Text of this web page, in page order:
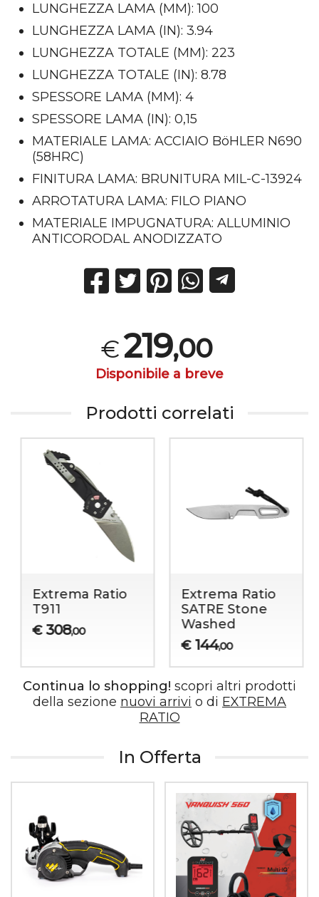
LUNGHEZZA LAMA (MM): 100
LUNGHEZZA LAMA (IN): 3.94
LUNGHEZZA TOTALE (MM): 223
LUNGHEZZA TOTALE (IN): 8.78
SPESSORE LAMA (MM): 4
SPESSORE LAMA (IN): 0,15
MATERIALE LAMA: ACCIAIO BöHLER N690
(58HRC)
FINITURA LAMA: BRUNITURA MIL-C-13924
ARROTATURA LAMA: FILO PIANO
MATERIALE IMPUGNATURA: ALLUMINIO
ANTICORODAL ANODIZZATO
€219,00
Disponibile a breve
Prodotti correlati
Extrema Ratio
T911
€ 308,00
Extrema Ratio
SATRE Stone
Washed
€ 144,00
Continua lo shopping! scopri altri prodotti
della sezione nuovi arrivi o di EXTREMA
RATIO
In Offerta